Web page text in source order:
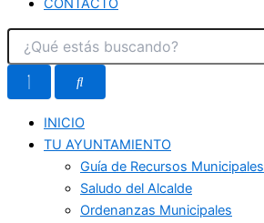
CONTACTO
INICIO
TU AYUNTAMIENTO
Guía de Recursos Municipales
Saludo del Alcalde
Ordenanzas Municipales